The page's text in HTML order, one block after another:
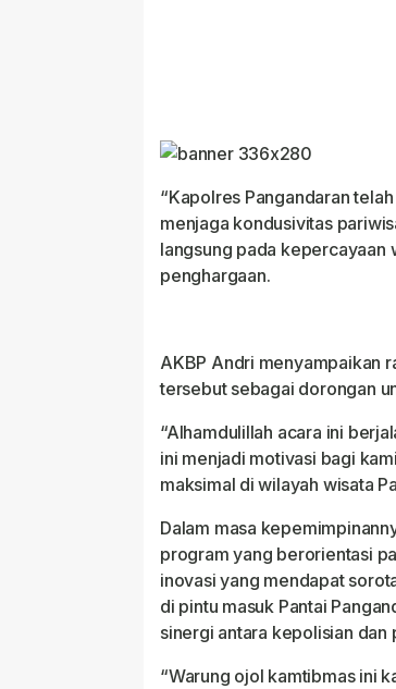
“Kapolres Pangandaran
menjaga kondusivitas
langsung pada kepercayaan
penghargaan.
AKBP Andri menyampaikan
tersebut sebagai dorongan
“Alhamdulillah acara ini
ini menjadi motivasi bagi
maksimal di wilayah wisata
Dalam masa
program yang berorientasi
inovasi yang mendapat
di pintu masuk Pantai
sinergi antara kepolisian
“Warung ojol kamtibmas ini